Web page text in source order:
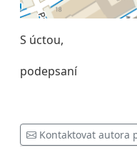
S úctou,
podepsaní
Kontaktovat autora